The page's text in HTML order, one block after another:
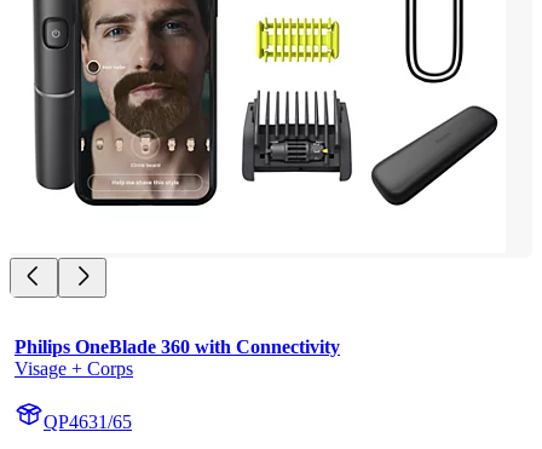
Philips OneBlade 360 with Connectivity
Visage + Corps
QP4631/65